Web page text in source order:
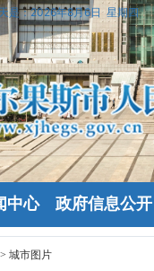
是：2026年8月6日 星期四
中心 政府信息公开
> 城市图片